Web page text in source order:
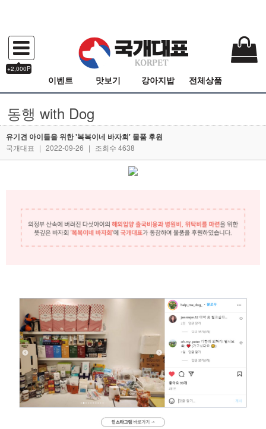
+2,000P
이벤트 맛보기 강아지밥 전체상품
동행 with Dog
유기견 아이들을 위한 '복복이네 바자회' 물품 후원
국개대표 | 2022-09-26 | 조회수 4638